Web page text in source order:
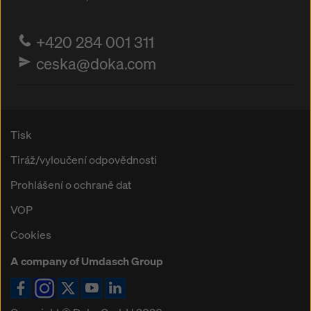
+420 284 001 311
ceska@doka.com
Tisk
Tiráž/vyloučení odpovědnosti
Prohlášení o ochraně dat
VOP
Cookies
A company of Umdasch Group
Ikona Facebook
Ikona Instagram
Ikona XIkona YouTube
Ikona LinkedIn
na „Odmítnout“ nebo úpravou
cookie v dolní části této webové stránky a použitím
příslušných zaškrtávacích políček. Svůj souhlas
můžete kdykoli odvolat s budoucí účinností a bez
najdete v našich zásadách ochrany osobních údajů
Nabízíme vám také možnost výběru souborů cookie
(pokročilé nastavení souborů cookie).